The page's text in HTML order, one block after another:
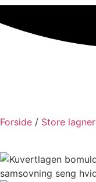
Forside / Store lagner